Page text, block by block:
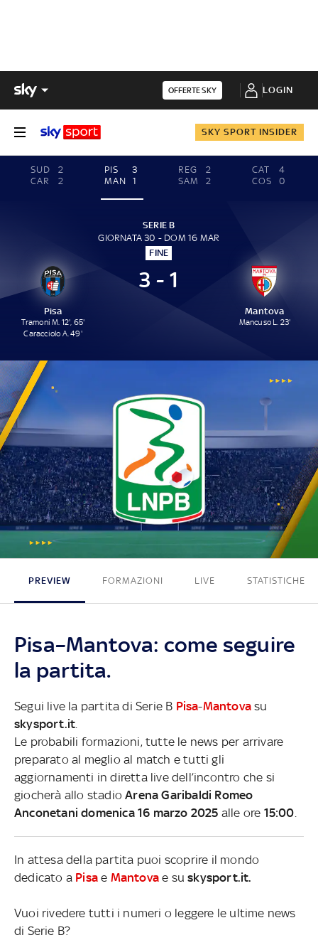
OFFERTE SKY LOGIN
SKY SPORT INSIDER
SUD
2
CAR
2
PIS
3
MAN
1
REG
2
SAM
2
CAT
4
COS
0
SERIE B
GIORNATA 30 - DOM 16 MAR
FINE
Pisa
Tramoni M. 12', 65'
Caracciolo A. 49'
3 - 1
Mantova
Mancuso L. 23'
3 - 1
PREVIEW FORMAZIONI LIVE STATISTICHE
Pisa–Mantova: come seguire
la partita.
Segui live la partita di Serie B Pisa-Mantova su
skysport.it
Le probabili formazioni, tutte le news per arrivare
preparato al meglio al match e tutti gli
aggiornamenti in diretta live dell’incontro che si
giocherà allo stadioArena Garibaldi Romeo
Anconetani domenica 16 marzo 2025 alle ore 15:00
In attesa della partita puoi scoprire il mondo
dedicato a Pisa e Mantova e suskysport.it.
Vuoi rivedere tutti i numeri o leggere le ultime news
di Serie B?